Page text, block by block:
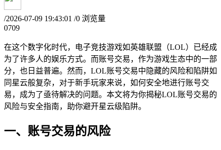
/2026-07-09 19:43:01 /0 浏览量
0709
在这个数字化时代，电子竞技游戏如英雄联盟（LOL）已经成
为了许多人的娱乐方式。而账号交易，作为游戏生态中的一部
分，也日益普遍。然而，LOL账号交易中隐藏的风险和陷阱如
同星云般复杂，对于新手玩家来说，如何安全地进行账号交
易，成为了亟待解决的问题。本文将为你揭秘LOL账号交易的
风险与安全指南，助你避开星云级陷阱。
一、账号交易的风险